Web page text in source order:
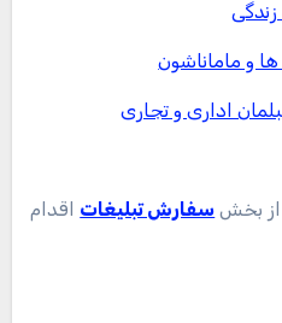
ها و ماماناشون
اداری و تجاری
بخش سفارش تبلیغات اقدام